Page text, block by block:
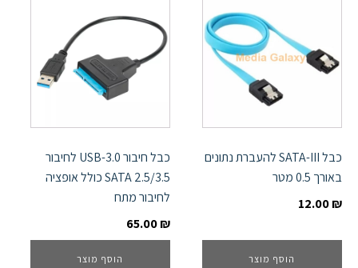
כבל SATA-III להעברת נתונים
באורך 0.5 מטר
12.00₪
הוסף מוצר
כבל חיבור USB-3.0 לחיבור
SATA 2.5/3.5 כולל אופציה
לחיבור מתח
65.00₪
הוסף מוצר